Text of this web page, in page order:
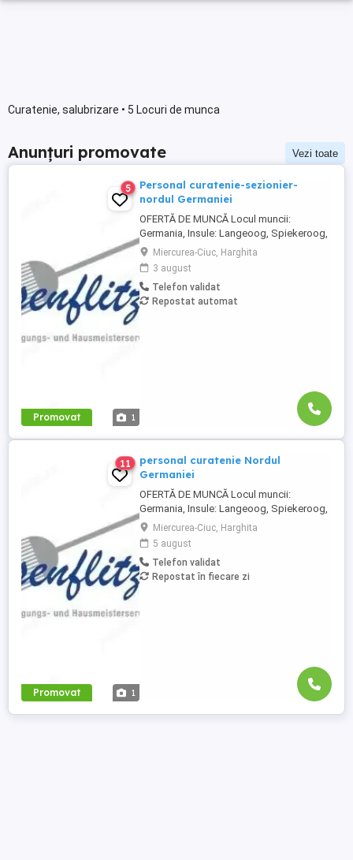
Curatenie, salubrizare • 5 Locuri de munca
Anunțuri promovate Vezi toate
Promovat 1
5
Personal curatenie-sezionier-
nordul Germaniei
OFERTĂ DE MUNCĂ Locul muncii:
Germania, Insule: Langeoog, Spiekeroog,
Norderney Besenflitzer GmbH este o firmă
specializată în curățarea locuințelor, dar și
a altor facilități, cum ar fi școli, gări,
toalete municipale sau întreținerea și
curățarea toaletelor . Cerințe: Abilitatea de
Miercurea-Ciuc, Harghita
3 august
Telefon validat
Repostat automat
Promovat 1
11
personal curatenie Nordul
Germaniei
OFERTĂ DE MUNCĂ Locul muncii:
Germania, Insule: Langeoog, Spiekeroog,
Norderney Besenflitzer GmbH este o firmă
specializată în curățarea locuințelor, dar și
a altor facilități, cum ar fi școli, gări,
toalete municipale sau întreținerea și
curățarea toaletelor . Cerințe: Abilitatea de
Miercurea-Ciuc, Harghita
5 august
Telefon validat
Repostat în fiecare zi